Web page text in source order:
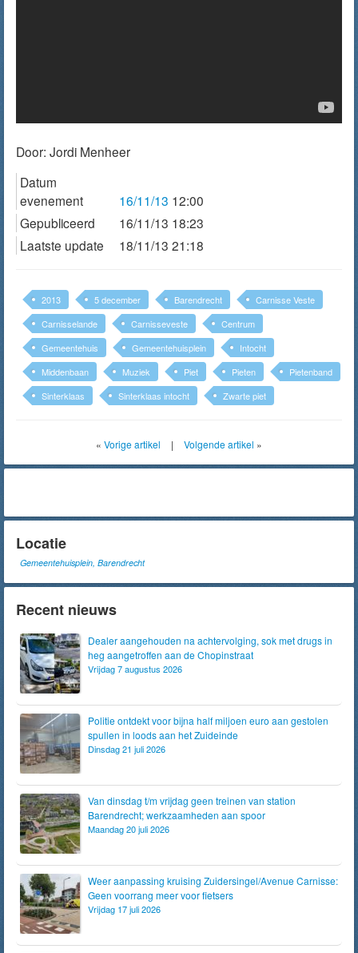
Door: Jordi Menheer
Datum
evenement
16/11/13 12:00
Gepubliceerd
16/11/13 18:23
Laatste update
18/11/13 21:18
2013 5 december Barendrecht
Carnisse Veste
Carnisselande
Carnisseveste
Centrum
Gemeentehuis
Gemeentehuisplein
Intocht
Middenbaan
Muziek Piet Pieten
Pietenband
Sinterklaas
Sinterklaas intocht Zwarte piet
« Vorige artikel | Volgende artikel »
Locatie
Gemeentehuisplein, Barendrecht
Recent nieuws
Dealer aangehouden na achtervolging, sok met drugs in
heg aangetroffen aan de Chopinstraat
Vrijdag 7 augustus 2026
Politie ontdekt voor bijna half miljoen euro aan gestolen
spullen in loods aan het Zuideinde
Dinsdag 21 juli 2026
Van dinsdag t/m vrijdag geen treinen van station
Barendrecht; werkzaamheden aan spoor
Maandag 20 juli 2026
Weer aanpassing kruising Zuidersingel/Avenue Carnisse:
Geen voorrang meer voor fietsers
Vrijdag 17 juli 2026